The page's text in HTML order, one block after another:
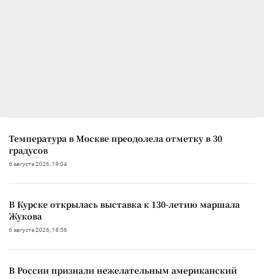
Температура в Москве преодолела отметку в 30
градусов
6 августа 2026, 19:04
В Курске открылась выставка к 130-летию маршала
Жукова
6 августа 2026, 18:56
В России признали нежелательным американский